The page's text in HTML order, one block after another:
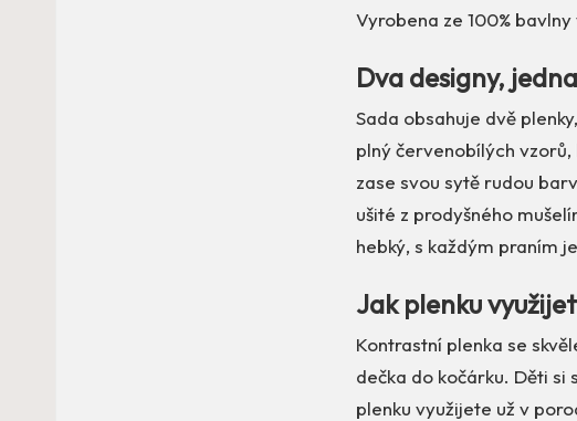
Vyrobena ze 100%
Dva designy,
Sada obsahuje dvě
plný červenobílých
zase svou sytě rudou
ušité z prodyšného
hebký, s každým praním
Jak plenku
Kontrastní plenka se
dečka do kočárku. Děti si
plenku využijete už v